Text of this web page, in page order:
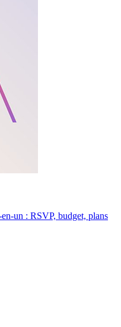
un : RSVP, budget, plans